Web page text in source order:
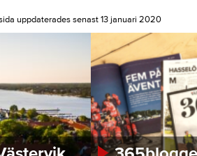
uppdaterades senast 13 januari 2020